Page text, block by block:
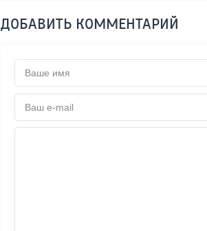
ДОБАВИТЬ КОММЕНТАРИЙ